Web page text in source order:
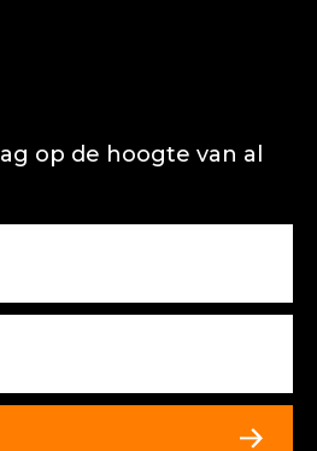
op de hoogte van al